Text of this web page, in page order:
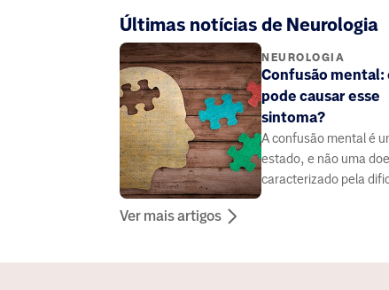
Últimas notícias de Neurologia
NEUROLOGIA
Confusão mental:
pode causar esse
sintoma?
A confusão mental é
estado, e não uma
caracterizado pela
Ver mais artigos